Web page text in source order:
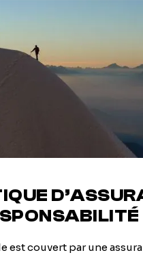
est couvert par une